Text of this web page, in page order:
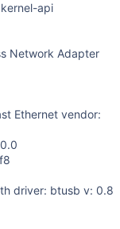
api
Network Adapter
Ethernet vendor:
driver: btusb v: 0.8